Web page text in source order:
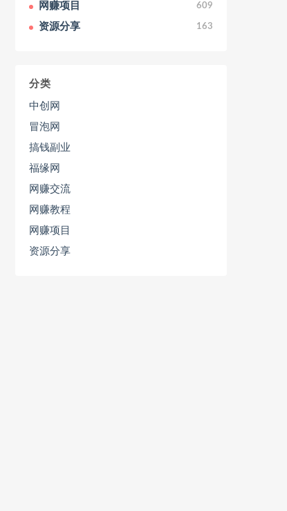
网赚项目 609
资源分享 163
分类
中创网
冒泡网
搞钱副业
福缘网
网赚交流
网赚教程
网赚项目
资源分享